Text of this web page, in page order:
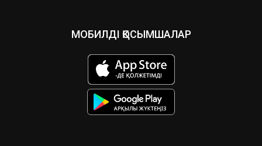
МОБИЛДІ ҚОСЫМШАЛАР